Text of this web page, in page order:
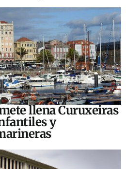
llena Curuxeiras
y